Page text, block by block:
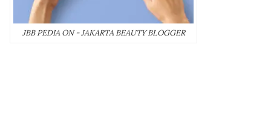
JBB PEDIA ON - JAKARTA BEAUTY BLOGGER